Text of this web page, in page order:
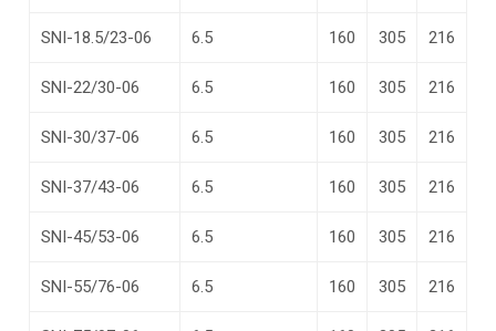
SNI-18.5/23-06 6.5 160 305 216
SNI-22/30-06 6.5 160 305 216
SNI-30/37-06 6.5 160 305 216
SNI-37/43-06 6.5 160 305 216
SNI-45/53-06 6.5 160 305 216
SNI-55/76-06 6.5 160 305 216